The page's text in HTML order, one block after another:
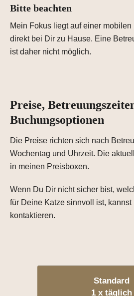
Bitte beachten
Mein Fokus liegt auf einer
direkt bei Dir zu Hause. Eine
ist daher nicht möglich.
Preise,
Buchungsoptionen
Die Preise richten sich nach
Wochentag und Uhrzeit. Die
in meinen Preisboxen.
Wenn Du Dir nicht sicher bist,
für Deine Katze sinnvoll ist,
kontaktieren.
Standard
1 x täglich